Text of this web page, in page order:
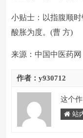
小贴士：以指腹顺
酸胀为度。(曹 方)
来源：中国中医药网
作者：y930712
这个
站